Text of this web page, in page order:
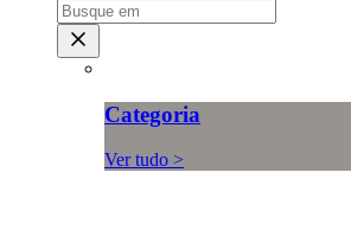
Categoria
Ver tudo >